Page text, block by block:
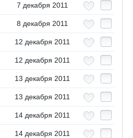
7 декабря 2011
8 декабря 2011
12 декабря 2011
12 декабря 2011
13 декабря 2011
13 декабря 2011
14 декабря 2011
14 декабря 2011